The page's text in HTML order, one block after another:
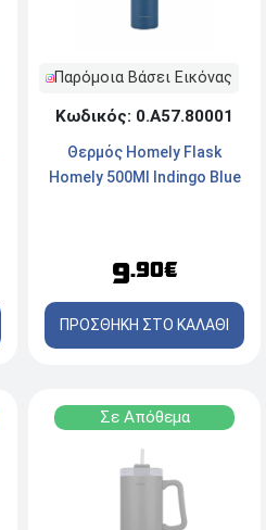
Παρόμοια Βάσει Εικόνας
Κωδικός: 0.Α57.80001
Θερμός Homely Flask
Homely 500Ml Indingo Blue
9.90€
ΠΡΟΣΘΗΚΗ ΣΤΟ ΚΑΛΑΘΙ
Σε Απόθεμα